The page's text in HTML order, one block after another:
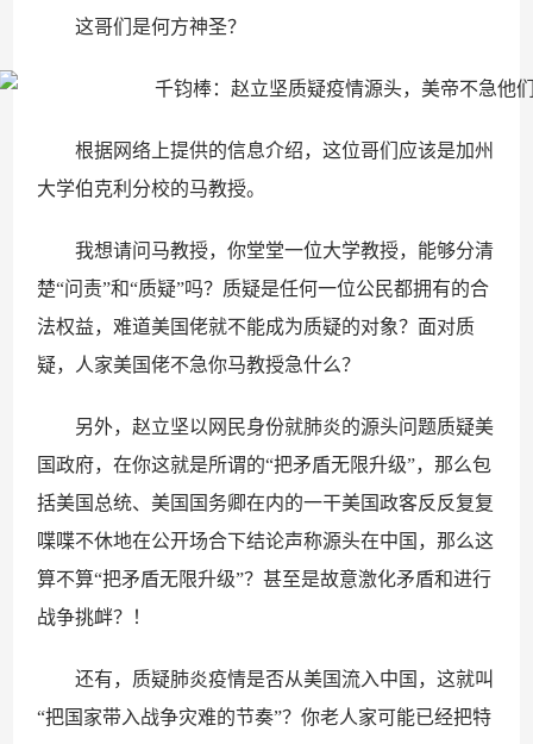
这哥们是何方神圣？
根据网络上提供的信息介绍，这位哥们应该是加州
大学伯克利分校的马教授。
我想请问马教授，你堂堂一位大学教授，能够分清
楚“问责”和“质疑”吗？质疑是任何一位公民都拥有的合
法权益，难道美国佬就不能成为质疑的对象？面对质
疑，人家美国佬不急你马教授急什么？
另外，赵立坚以网民身份就肺炎的源头问题质疑美
国政府，在你这就是所谓的“把矛盾无限升级”，那么包
括美国总统、美国国务卿在内的一干美国政客反反复复
喋喋不休地在公开场合下结论声称源头在中国，那么这
算不算“把矛盾无限升级”？甚至是故意激化矛盾和进行
战争挑衅？！
还有，质疑肺炎疫情是否从美国流入中国，这就叫
“把国家带入战争灾难的节奏”？你老人家可能已经把特